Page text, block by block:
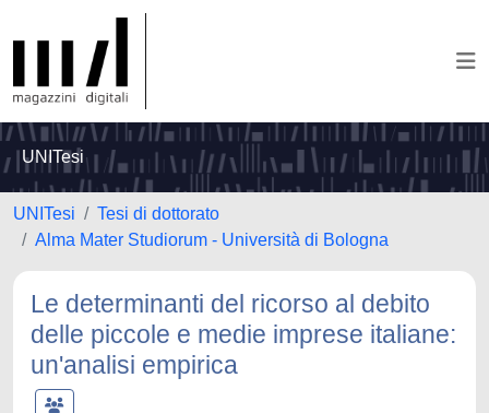
UNITesi
UNITesi
Tesi di dottorato
Alma Mater Studiorum - Università di Bologna
Le determinanti del ricorso al debito
delle piccole e medie imprese italiane:
un'analisi empirica